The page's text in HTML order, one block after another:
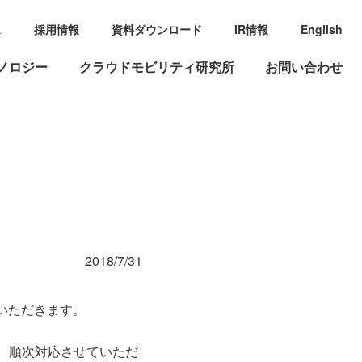
ロジー クラウドモビリティ研究所 お問い合わせ
採用情報 資料ダウンロード IR情報 English
2018/7/31
だきます。
順次対応させていただ